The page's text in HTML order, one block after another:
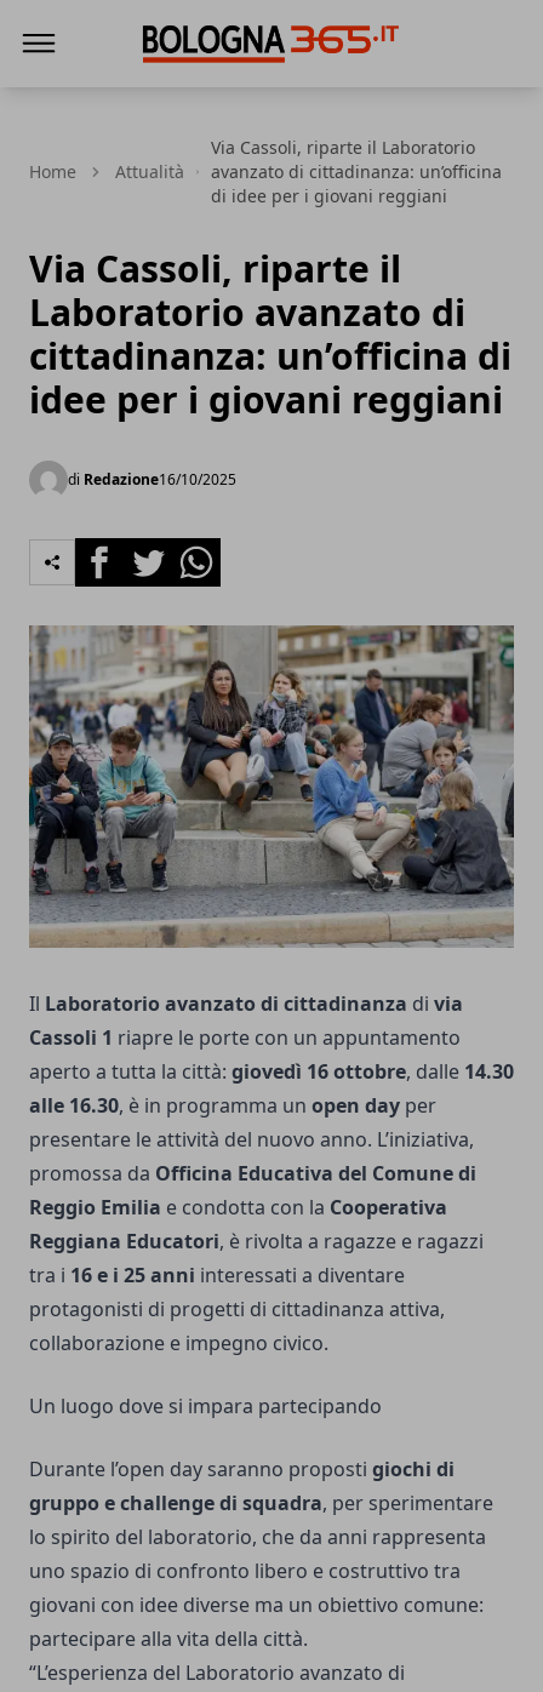
Home Attualità
Via Cassoli, riparte il Laboratorio
avanzato di cittadinanza: un’officina
di idee per i giovani reggiani
Via Cassoli, riparte il
Laboratorio avanzato di
cittadinanza: un’officina di
idee per i giovani reggiani
di Redazione16/10/2025
FacebookTwitterWhatsapp
Il Laboratorio avanzato di cittadinanza di via
Cassoli 1 riapre le porte con un appuntamento
aperto a tutta la città: giovedì 16 ottobre, dalle 14.30
alle 16.30, è in programma un open day per
presentare le attività del nuovo anno. L’iniziativa,
promossa da Officina Educativa del Comune di
Reggio Emilia e condotta con la Cooperativa
Reggiana Educatori, è rivolta a ragazze e ragazzi
tra i 16 e i 25 anni interessati a diventare
protagonisti di progetti di cittadinanza attiva,
collaborazione e impegno civico.
Un luogo dove si impara partecipando
Durante l’open day saranno proposti giochi di
gruppo e challenge di squadra, per sperimentare
lo spirito del laboratorio, che da anni rappresenta
uno spazio di confronto libero e costruttivo tra
giovani con idee diverse ma un obiettivo comune:
partecipare alla vita della città.
“L’esperienza del Laboratorio avanzato di